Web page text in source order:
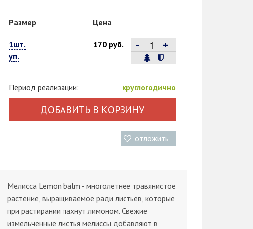
Размер Цена
1шт.
уп.
170 руб. - +
Период реализации: круглогодично
ДОБАВИТЬ В КОРЗИНУ
отложить
Мелисса Lemon balm - многолетнее травянистое
растение, выращиваемое ради листьев, которые
при растирании пахнут лимоном. Свежие
измельченные листья мелиссы добавляют в